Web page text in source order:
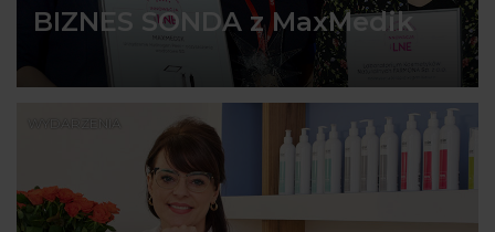
BIZNES SONDA z MaxMedik
WYDARZENIA